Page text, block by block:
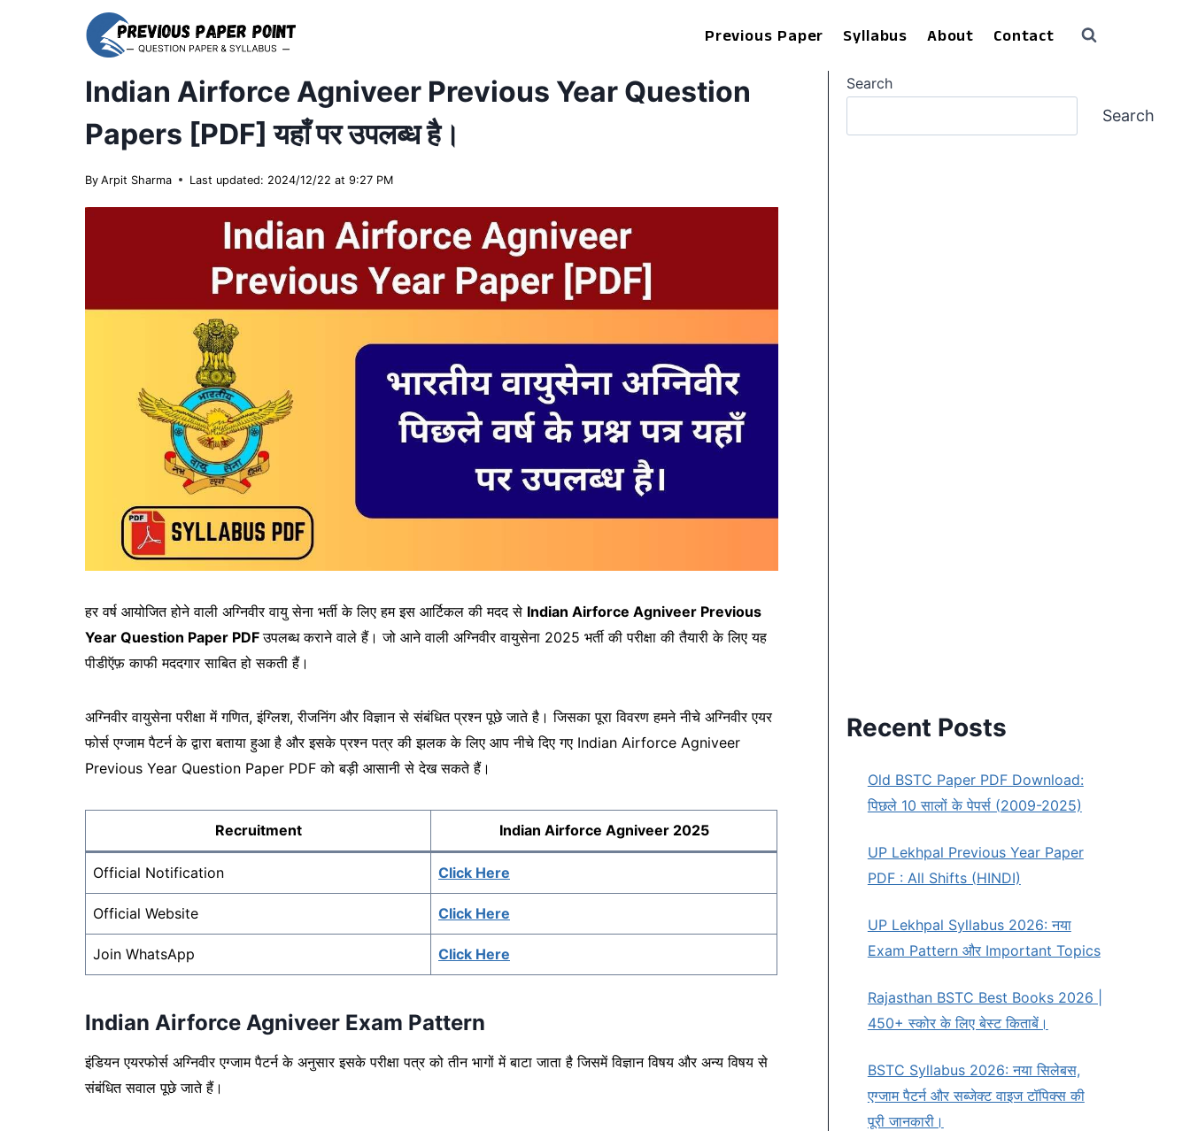
Previous Paper Syllabus About Contact
Indian Airforce Agniveer Previous Year Question
Papers [PDF] यहाँ पर उपलब्ध है।
By Arpit Sharma Last updated: 2024/12/22 at 9:27 PM
हर वर्ष आयोजित होने वाली अग्निवीर वायु सेना भर्ती के लिए हम इस आर्टिकल की मदद से Indian Airforce Agniveer Previous
Year Question Paper PDFउपलब्ध कराने वाले हैं। जो आने वाली अग्निवीर वायुसेना 2025 भर्ती की परीक्षा की तैयारी के लिए यह
पीडीऍफ़ काफी मददगार साबित हो सकती हैं।
अग्निवीर वायुसेना परीक्षा में गणित, इंग्लिश, रीजनिंग और विज्ञान से संबंधित प्रश्न पूछे जाते है। जिसका पूरा विवरण हमने नीचे अग्निवीर एयर
फोर्स एग्जाम पैटर्न के द्वारा बताया हुआ है और इसके प्रश्न पत्र की झलक के लिए आप नीचे दिए गए Indian Airforce Agniveer
Previous Year Question Paper PDF को बड़ी आसानी से देख सकते हैं।
Recruitment Indian Airforce Agniveer 2025
Official Notification Click Here
Official Website Click Here
Join WhatsApp Click Here
Indian Airforce Agniveer Exam Pattern
इंडियन एयरफोर्स अग्निवीर एग्जाम पैटर्न के अनुसार इसके परीक्षा पत्र को तीन भागों में बाटा जाता है जिसमें विज्ञान विषय और अन्य विषय से
संबंधित सवाल पूछे जाते हैं।
Search
Search
Recent Posts
Old BSTC Paper PDF Download:
पिछले 10 सालों के पेपर्स (2009-2025)
UP Lekhpal Previous Year Paper
PDF : All Shifts (HINDI)
UP Lekhpal Syllabus 2026: नया
Exam Pattern और Important Topics
Rajasthan BSTC Best Books 2026 |
450+ स्कोर के लिए बेस्ट किताबें।
BSTC Syllabus 2026: नया सिलेबस,
एग्जाम पैटर्न और सब्जेक्ट वाइज टॉपिक्स की
पूरी जानकारी।